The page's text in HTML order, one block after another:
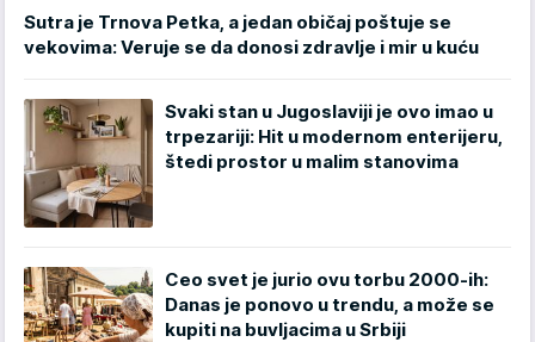
Sutra je Trnova Petka, a jedan običaj poštuje se
vekovima: Veruje se da donosi zdravlje i mir u kuću
Svaki stan u Jugoslaviji je ovo imao u
trpezariji: Hit u modernom enterijeru,
štedi prostor u malim stanovima
Ceo svet je jurio ovu torbu 2000-ih:
Danas je ponovo u trendu, a može se
kupiti na buvljacima u Srbiji